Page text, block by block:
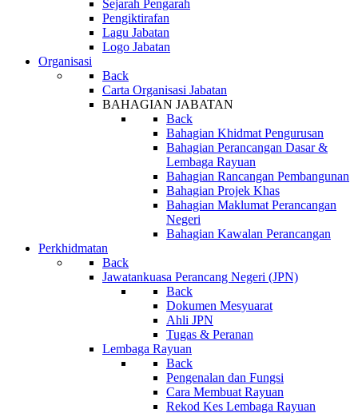
Sejarah Pengarah
Pengiktirafan
Lagu Jabatan
Logo Jabatan
Organisasi
Back
Carta Organisasi Jabatan
BAHAGIAN JABATAN
Back
Bahagian Khidmat Pengurusan
Bahagian Perancangan Dasar &
Lembaga Rayuan
Bahagian Rancangan Pembangunan
Bahagian Projek Khas
Bahagian Maklumat Perancangan
Negeri
Bahagian Kawalan Perancangan
Perkhidmatan
Back
Jawatankuasa Perancang Negeri (JPN)
Back
Dokumen Mesyuarat
Ahli JPN
Tugas & Peranan
Lembaga Rayuan
Back
Pengenalan dan Fungsi
Cara Membuat Rayuan
Rekod Kes Lembaga Rayuan